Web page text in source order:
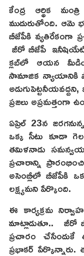
కేంద్ర ఆర్థిక
ముదురుతోంది. ఆమె
బీజేపీకి వ్యతిరేకంగా
జీరో బీజేపీ
క్లబ్‌లో ఆయన
సామాజిక న్యాయానికి
ప్రజలు
ఏప్రిల్ 23న
ఒక్క సీటు కూడా
తమిళనాడు
ప్రచారాన్ని
అసెంబ్లీలో బీజేపీకి
లక్ష్యమని పేర్కొంది.
ఈ కార్యక్రమ
మాట్లాడుతూ.. జీరో
ప్రచారం
ప్రభాకర్